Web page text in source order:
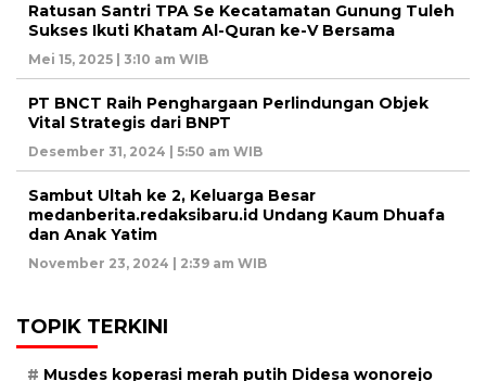
Ratusan Santri TPA Se Kecatamatan Gunung Tuleh
Sukses Ikuti Khatam Al-Quran ke-V Bersama
Mei 15, 2025 | 3:10 am WIB
PT BNCT Raih Penghargaan Perlindungan Objek
Vital Strategis dari BNPT
Desember 31, 2024 | 5:50 am WIB
Sambut Ultah ke 2, Keluarga Besar
medanberita.redaksibaru.id Undang Kaum Dhuafa
dan Anak Yatim
November 23, 2024 | 2:39 am WIB
TOPIK TERKINI
Musdes koperasi merah putih Didesa wonorejo